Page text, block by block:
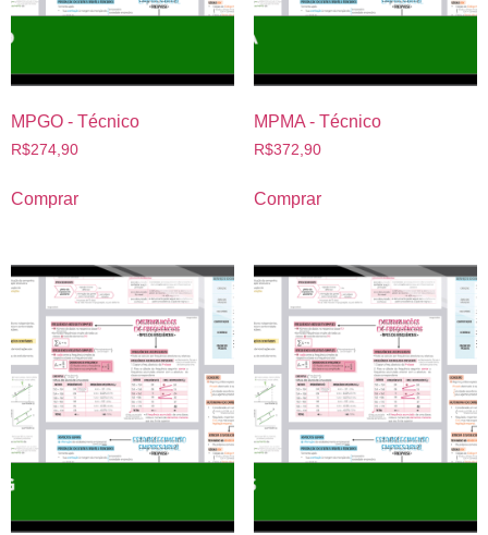
MPGO - Técnico
R$274,90
Comprar
MPMA - Técnico
R$372,90
Comprar